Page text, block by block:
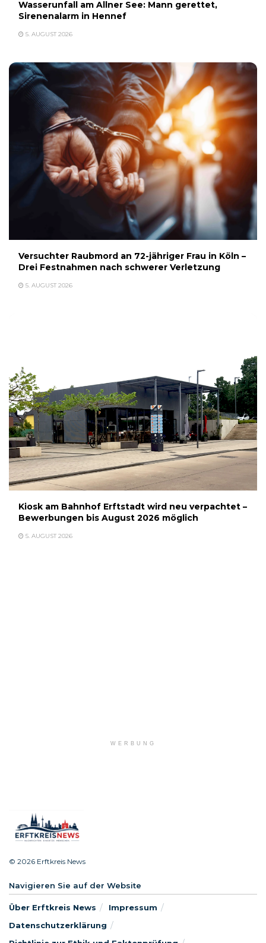
Wasserunfall am Allner See: Mann gerettet,
Sirenenalarm in Hennef
5. AUGUST 2026
Versuchter Raubmord an 72-jähriger Frau in Köln –
Drei Festnahmen nach schwerer Verletzung
5. AUGUST 2026
Kiosk am Bahnhof Erftstadt wird neu verpachtet –
Bewerbungen bis August 2026 möglich
5. AUGUST 2026
WERBUNG
© 2026 Erftkreis News
Navigieren Sie auf der Website
Über Erftkreis News
Impressum
Datenschutzerklärung